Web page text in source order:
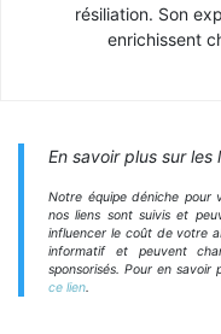
résiliation. Son
enrichissent
En savoir plus sur les
Notre équipe déniche pour
nos liens sont suivis et
influencer le coût de votre
informatif et peuvent
sponsorisés. Pour en
ce lien.